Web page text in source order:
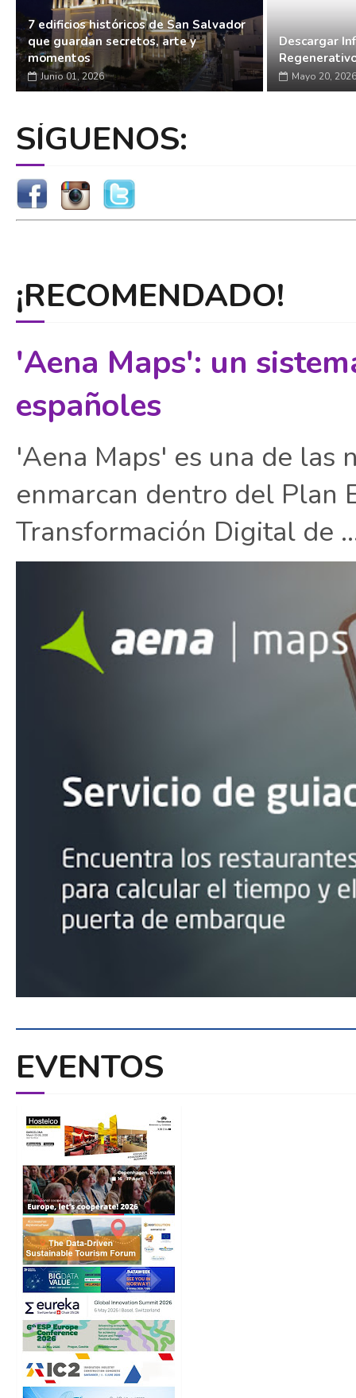
7 edificios históricos de San Salvador
que guardan secretos, arte y
momentos
Junio 01, 2026
Descargar
Mayo 20, 2026
SÍGUENOS:
¡RECOMENDADO!
'Aena Maps': un
españoles
'Aena Maps' es una de las
enmarcan dentro del Plan
Transformación Digital de
EVENTOS